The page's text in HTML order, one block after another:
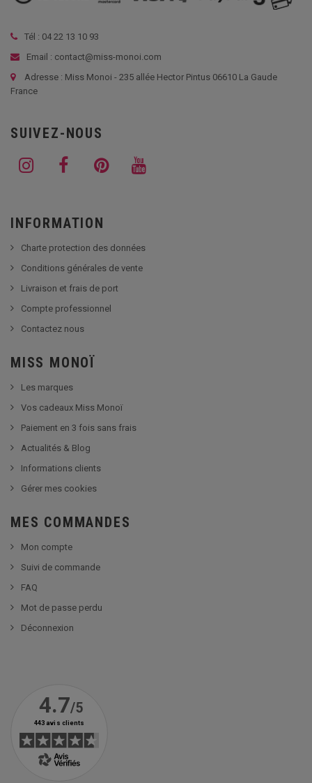
Tél : 04 22 13 10 93
Email : contact@miss-monoi.com
Adresse : Miss Monoi - 235 allée Hector Pintus 06610 La Gaude
France
SUIVEZ-NOUS
INFORMATION
Charte protection des données
Conditions générales de vente
Livraison et frais de port
Compte professionnel
Contactez nous
MISS MONOÏ
Les marques
Vos cadeaux Miss Monoï
Paiement en 3 fois sans frais
Actualités & Blog
Informations clients
Gérer mes cookies
MES COMMANDES
Mon compte
Suivi de commande
FAQ
Mot de passe perdu
Déconnexion